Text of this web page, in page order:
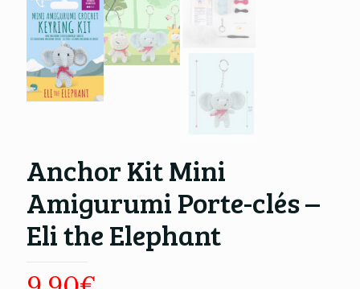
Anchor Kit Mini
Amigurumi Porte-clés –
Eli the Elephant